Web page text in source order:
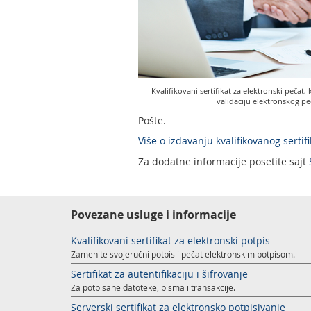
Kvalifikovani sertifikat za elektronski pečat,
validaciju elektronskog
Više o izdavanju kvalifikovanog
Za dodatne informacije posetite sajt
Povezane usluge i informacije
Kvalifikovani sertifikat za elektronski potpis
Zamenite svojeručni potpis i pečat elektronskim potpisom.
Sertifikat za autentifikaciju i šifrovanje
Za potpisane datoteke, pisma i transakcije.
Serverski sertifikat za elektronsko potpisivanje